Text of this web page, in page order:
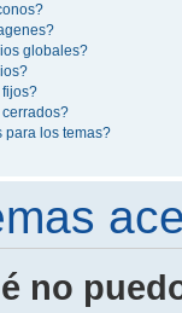
globales?
fijos?
para los temas?
no